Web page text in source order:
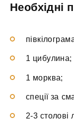
Необхідні
1 цибулина;
1 морква;
спеції за
2-3 столові